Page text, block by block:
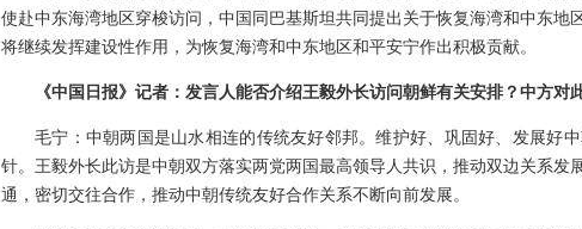
使赴中东海湾地区穿梭访问，中国同巴基斯坦共同提出关于恢复海湾和中东地
将继续发挥建设性作用，为恢复海湾和中东地区和平安宁作出积极贡献。
《中国日报》记者：发言人能否介绍王毅外长访问朝鲜有关安排？中方对
毛宁：中朝两国是山水相连的传统友好邻邦。维护好、巩固好、发展好
针。王毅外长此访是中朝双方落实两党两国最高领导人共识，推动双边关系发
通，密切交往合作，推动中朝传统友好合作关系不断向前发展。